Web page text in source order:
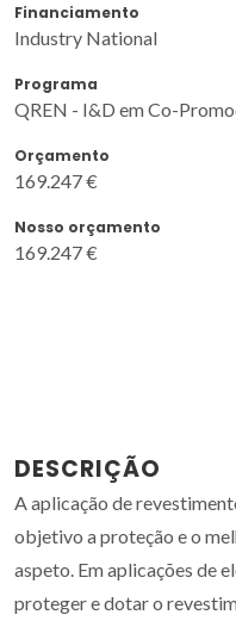
Financiamento
Industry National
Programa
QREN - I&D em Co-
Orçamento
169.247 €
Nosso orçamento
169.247 €
DESCRIÇÃO
A aplicação de
objetivo a proteção e o
aspeto. Em aplicações de
proteger e dotar o